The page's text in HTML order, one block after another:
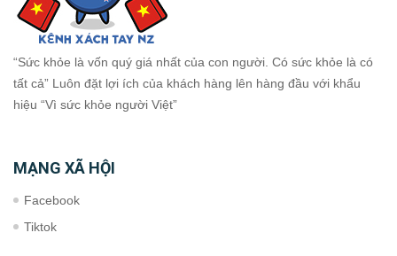
“Sức khỏe là vốn quý giá nhất của con người. Có sức khỏe là có
tất cả” Luôn đặt lợi ích của khách hàng lên hàng đầu với khẩu
hiệu “Vì sức khỏe người Việt”
MẠNG XÃ HỘI
Facebook
Tiktok